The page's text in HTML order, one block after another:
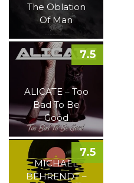
The Oblation
Of Man
ALICATE – Too
Bad To Be
Good
7.5
MICHAEL
BEHRENDT –
7.5